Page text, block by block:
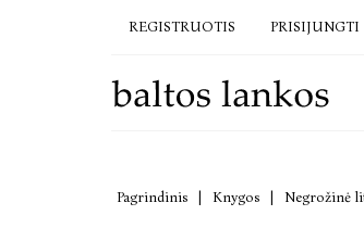
REGISTRUOTIS PRISIJUNGTI
Pagrindinis Knygos Negrožinė